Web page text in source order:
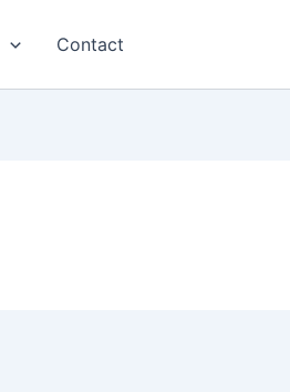
Contact